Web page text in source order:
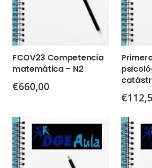
FCOV23 Competencia
matemática – N2
€660,00
€